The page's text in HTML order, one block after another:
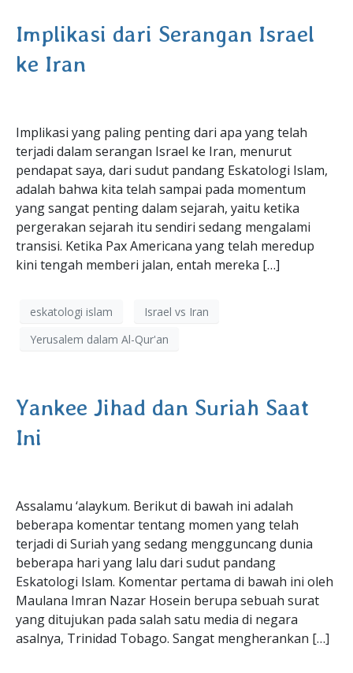
Implikasi dari Serangan Israel
ke Iran
Implikasi yang paling penting dari apa yang telah
terjadi dalam serangan Israel ke Iran, menurut
pendapat saya, dari sudut pandang Eskatologi Islam,
adalah bahwa kita telah sampai pada momentum
yang sangat penting dalam sejarah, yaitu ketika
pergerakan sejarah itu sendiri sedang mengalami
transisi. Ketika Pax Americana yang telah meredup
kini tengah memberi jalan, entah mereka […]
eskatologi islam
Israel vs Iran
Yerusalem dalam Al-Qur'an
Yankee Jihad dan Suriah Saat
Ini
Assalamu ‘alaykum. Berikut di bawah ini adalah
beberapa komentar tentang momen yang telah
terjadi di Suriah yang sedang mengguncang dunia
beberapa hari yang lalu dari sudut pandang
Eskatologi Islam. Komentar pertama di bawah ini oleh
Maulana Imran Nazar Hosein berupa sebuah surat
yang ditujukan pada salah satu media di negara
asalnya, Trinidad Tobago. Sangat mengherankan […]